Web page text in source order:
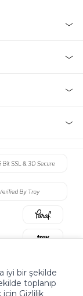
iyi bir şekilde
toplanıp
için Gizlilik